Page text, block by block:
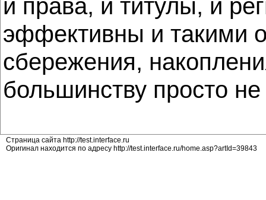
и права, и титулы, и
эффективны и такими
сбережения,
большинству просто
Страница сайта http://test.interface.ru
Оригинал находится по адресу http://test.interface.ru/home.asp?artId=39843